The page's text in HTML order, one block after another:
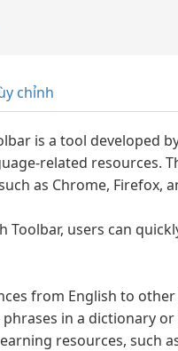
chỉnh
is a tool developed
related resources.
as Chrome, Firefox,
Toolbar, users can
from English to
in a dictionary
resources, such